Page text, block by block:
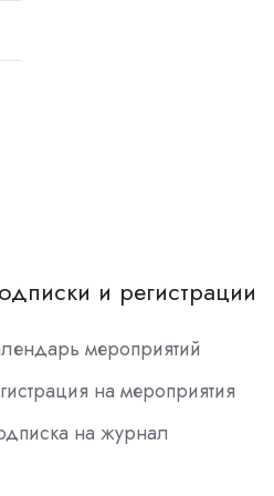
и регистрации
мероприятий
на мероприятия
на журнал